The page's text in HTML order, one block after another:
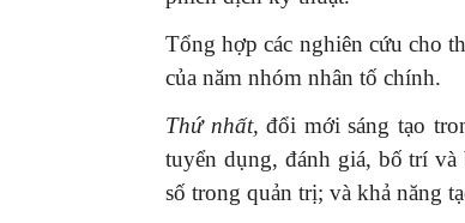
Tổng hợp các nghiên cứu cho
của năm nhóm nhân tố chính.
Thứ nhất, đổi mới sáng tạo
tuyển dụng, đánh giá, bố trí
số trong quản trị; và khả năng